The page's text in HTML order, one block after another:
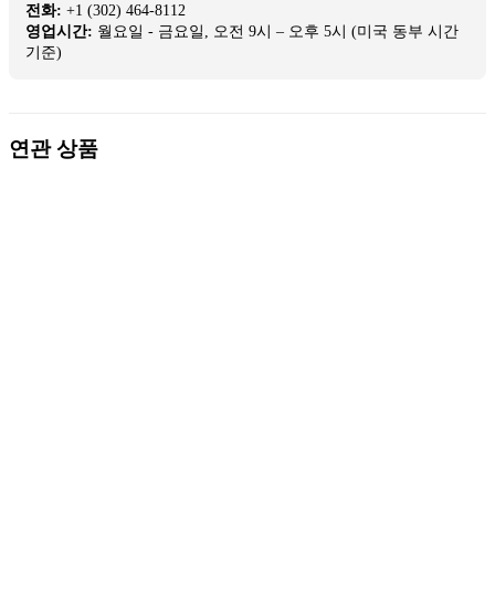
전화: +1 (302) 464-8112
영업시간: 월요일 - 금요일, 오전 9시 – 오후 5시 (미국 동부 시간
기준)
연관 상품